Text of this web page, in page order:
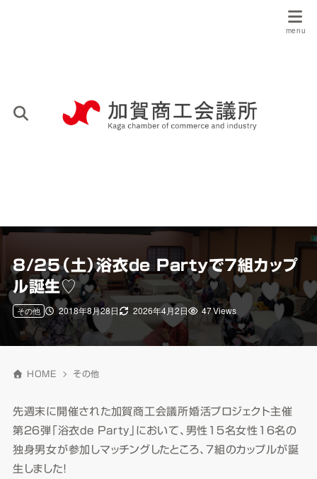
8/25（土）浴衣de Partyで７組カップ
ル誕生♡
2018年8月28日 2026年4月2日
その他 47 Views
HOME その他
先週末に開催された加賀商工会議所婚活プロジェクト主催
第２６弾「浴衣de Party」において、男性１５名女性１６名の
独身男女が参加しマッチングしたところ、７組のカップルが誕
生しました！